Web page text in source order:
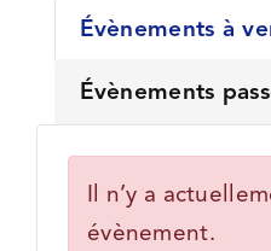
Évènements à
Évènements
Il n’y a
évènement.